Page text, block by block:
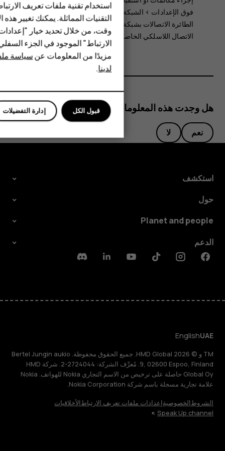
HMD Terra M
HMD DUB
فوق الإعدادات >
> وضع الطائرة
. يغلق وضع
الطائرة الاتصالات بشبكة الجوّال ويقوم بإيقاف تشغيل ميزات
الاتصال اللاسلكي الخاصة بجهازك.
هل وجدت هذه المعلومات مفيدة؟
نعم لا
استكشف
حول
Planet and people
الدعم
Facebook
Instagram
Tiktok
Youtube
Linkedin
Discord
UAE
English
TM و © 2026 HMD Global. جميع الحقوق محفوظة. Bertel Jungin aukio
9, 02600 Espoo, Finland. مُعرِّف الشركة: 2724044-2. شركة HMD
Global Oy حاصلة على ترخيص من الاسم التجاري Nokia للهواتف. Nokia
علامة تجارية مسجلة باسم شركة Nokia Corporation.
الشروطالخصوصيةإعدادات ملفات تعريف الارتباطالأخلاقيات
Speak Up channel
استخدام تقنية ملفات تعريف
التقنيات المماثلة. يمكنك تغيير
وقت، من خلال تحديد خيار
الارتباط" الموجود في الجزء
مزيدًا من المعلومات عنسياسة
لدينا.
إدارة التفضيلات قبول الكل